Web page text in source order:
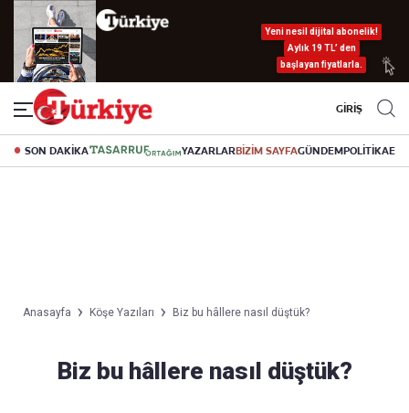
Yeni nesil dijital abonelik!
Aylık 19 TL’ den
başlayan fiyatlarla.
GİRİŞ
SON DAKİKA YAZARLARBİZİM SAYFAGÜNDEMPOLİTİKA
Anasayfa Köşe Yazıları Biz bu hâllere nasıl düştük?
Biz bu hâllere nasıl düştük?